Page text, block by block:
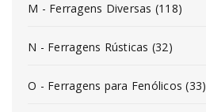
M - Ferragens Diversas (118)
N - Ferragens Rústicas (32)
O - Ferragens para Fenólicos (33)